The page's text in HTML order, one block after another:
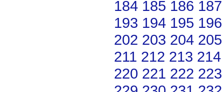
184 185 186 187
193 194 195 196
202 203 204 205
211 212 213 214
220 221 222 223